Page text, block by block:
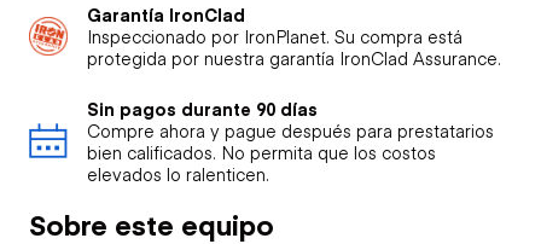
Garantía IronClad
Inspeccionado por IronPlanet. Su compra está
protegida por nuestra garantía IronClad Assurance.
Sin pagos durante 90 días
Compre ahora y pague después para prestatarios
bien calificados. No permita que los costos
elevados lo ralenticen.
Sobre este equipo